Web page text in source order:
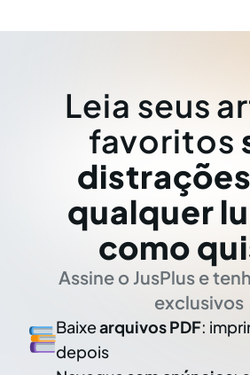
Leia seus
favoritos
distrações
qualquer
como
Assine o JusPlus e
exclusivos
Baixearquivos PDF:
depois